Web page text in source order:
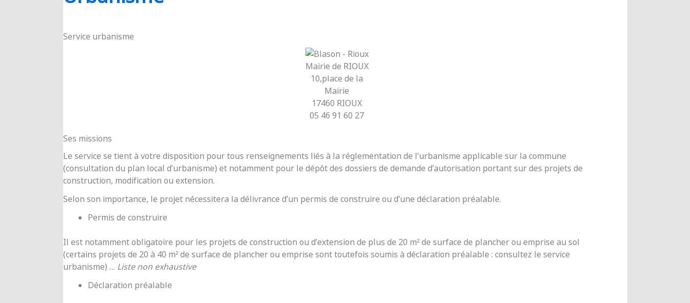
Service urbanisme
Mairie de RIOUX
10,place de la
Mairie
17460 RIOUX
05 46 91 60 27
Ses missions
Le service se tient à votre disposition pour tous renseignements liés à la réglementation de l’urbanisme applicable sur la commune
(consultation du plan local d’urbanisme) et notamment pour le dépôt des dossiers de demande d’autorisation portant sur des projets de
construction, modification ou extension.
Selon son importance, le projet nécessitera la délivrance d’un permis de construire ou d’une déclaration préalable.
Permis de construire
Il est notamment obligatoire pour les projets de construction ou d’extension de plus de 20 m² de surface de plancher ou emprise au sol
(certains projets de 20 à 40 m² de surface de plancher ou emprise sont toutefois soumis à déclaration préalable : consultez le service
urbanisme) … Liste non exhaustive
Déclaration préalable